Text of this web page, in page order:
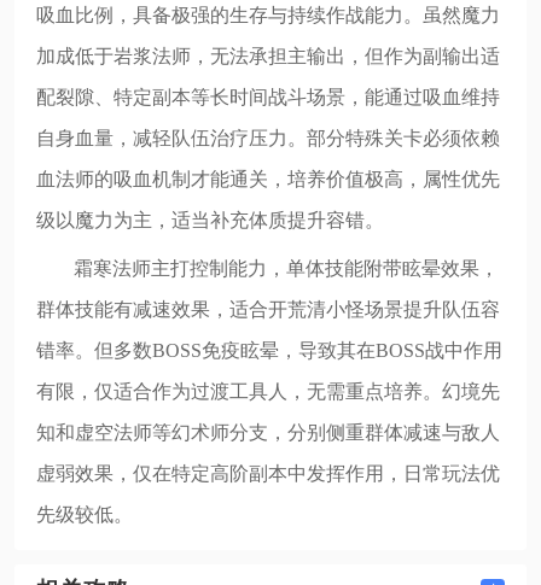
吸血比例，具备极强的生存与持续作战能力。虽然魔力
加成低于岩浆法师，无法承担主输出，但作为副输出适
配裂隙、特定副本等长时间战斗场景，能通过吸血维持
自身血量，减轻队伍治疗压力。部分特殊关卡必须依赖
血法师的吸血机制才能通关，培养价值极高，属性优先
级以魔力为主，适当补充体质提升容错。
霜寒法师主打控制能力，单体技能附带眩晕效果，
群体技能有减速效果，适合开荒清小怪场景提升队伍容
错率。但多数BOSS免疫眩晕，导致其在BOSS战中作用
有限，仅适合作为过渡工具人，无需重点培养。幻境先
知和虚空法师等幻术师分支，分别侧重群体减速与敌人
虚弱效果，仅在特定高阶副本中发挥作用，日常玩法优
先级较低。